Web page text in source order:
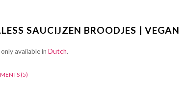
SAUCIJZEN BROODJES | VEGAN
available in Dutch.
(5)